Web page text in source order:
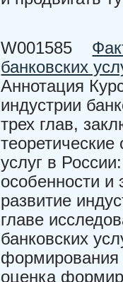
W001585
банковских
Аннотация
индустрии
трех глав,
услуг в
особенности
развитие
главе
банковских
формирования
оценка